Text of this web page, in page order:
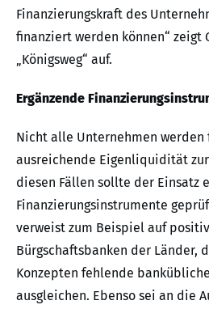
Finanzierungskraft des
finanziert werden können“ zeigt
„Königsweg“ auf.
Ergänzende
Nicht alle Unternehmen werden
ausreichende Eigenliquidität
diesen Fällen sollte der Einsatz
Finanzierungsinstrumente
verweist zum Beispiel auf
Bürgschaftsbanken der Länder,
Konzepten fehlende
ausgleichen. Ebenso sei an die